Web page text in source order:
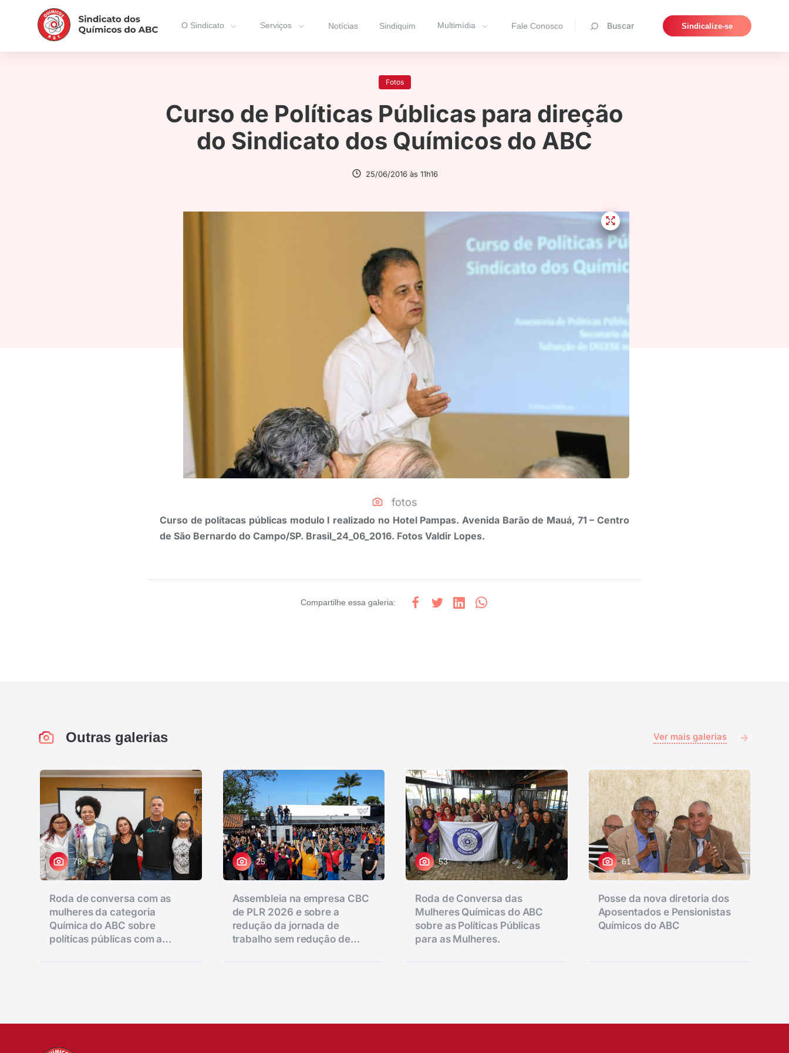
O Sindicato Serviços Notícias Sindiquim Multimídia Fale Conosco Buscar Sindicalize-se
Pesquisar
Fotos
Curso de Políticas Públicas para direção
do Sindicato dos Químicos do ABC
25/06/2016 às 11h16
fotos
Curso de polítacas públicas modulo I realizado no Hotel Pampas. Avenida Barão de Mauá, 71 – Centro
de São Bernardo do Campo/SP. Brasil_24_06_2016. Fotos Valdir Lopes.
Compartilhe essa galeria:
Outras galerias Ver mais galerias
78
Roda de conversa com as
mulheres da categoria
Química do ABC sobre
políticas públicas com a
25
Assembleia na empresa CBC
de PLR 2026 e sobre a
redução da jornada de
trabalho sem redução de
53
Roda de Conversa das
Mulheres Químicas do ABC
sobre as Políticas Públicas
para as Mulheres.
61
Posse da nova diretoria dos
Aposentados e Pensionistas
Químicos do ABC